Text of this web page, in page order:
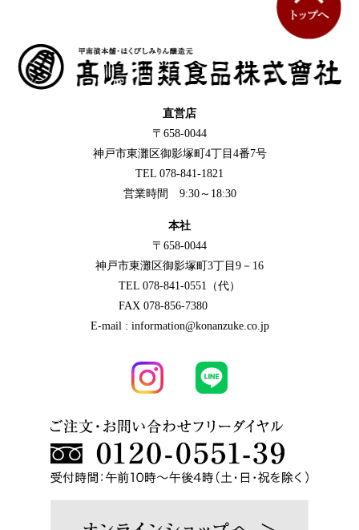
直営店
〒658-0044
神戸市東灘区御影塚町4丁目4番7号
TEL 078-841-1821
営業時間 9:30～18:30
本社
〒658-0044
神戸市東灘区御影塚町3丁目9－16
TEL 078-841-0551（代）
FAX 078-856-7380
E-mail : information@konanzuke.co.jp